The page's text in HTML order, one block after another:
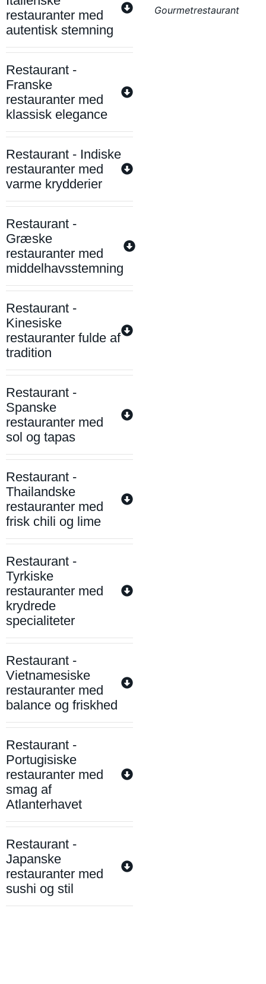
restauranter med
autentisk stemning
Restaurant -
Franske
restauranter med
klassisk elegance
Restaurant - Indiske
restauranter med
varme krydderier
Restaurant -
Græske
restauranter med
middelhavsstemning
Restaurant -
Kinesiske
restauranter fulde af
tradition
Restaurant -
Spanske
restauranter med
sol og tapas
Restaurant -
Thailandske
restauranter med
frisk chili og lime
Restaurant -
Tyrkiske
restauranter med
krydrede
specialiteter
Restaurant -
Vietnamesiske
restauranter med
balance og friskhed
Restaurant -
Portugisiske
restauranter med
smag af
Atlanterhavet
Restaurant -
Japanske
restauranter med
sushi og stil
Gourmetrestaurant